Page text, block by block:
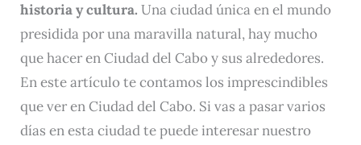
historia y cultura. Una ciudad única en el mundo
presidida por una maravilla natural, hay mucho
que hacer en Ciudad del Cabo y sus alrededores.
En este artículo te contamos los imprescindibles
que ver en Ciudad del Cabo. Si vas a pasar varios
días en esta ciudad te puede interesar nuestro